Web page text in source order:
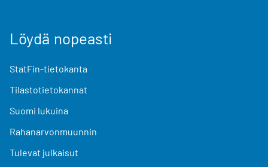
Löydä nopeasti
StatFin-tietokanta
Tilastotietokannat
Suomi lukuina
Rahanarvonmuunnin
Tulevat julkaisut